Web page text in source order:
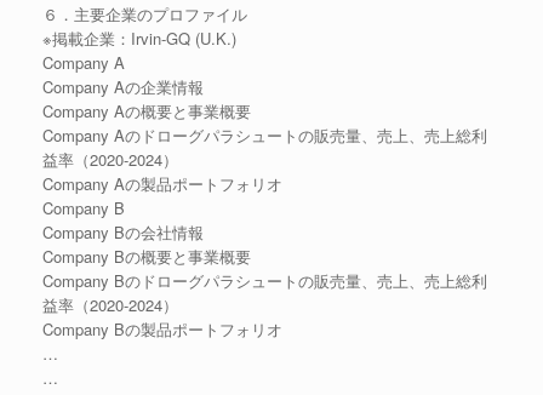
６．主要企業のプロファイル
※掲載企業：Irvin-GQ (U.K.)
Company A
Company Aの企業情報
Company Aの概要と事業概要
Company Aのドローグパラシュートの販売量、売上、売上総利
益率（2020-2024）
Company Aの製品ポートフォリオ
Company B
Company Bの会社情報
Company Bの概要と事業概要
Company Bのドローグパラシュートの販売量、売上、売上総利
益率（2020-2024）
Company Bの製品ポートフォリオ
…
…